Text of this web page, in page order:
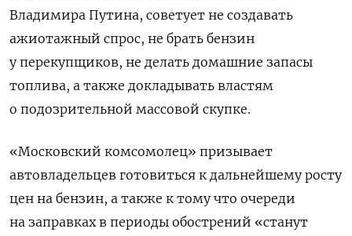
Владимира Путина, советует не создавать
ажиотажный спрос, не брать бензин
у перекупщиков, не делать домашние запасы
топлива, а также докладывать властям
о подозрительной массовой скупке.
«Московский комсомолец» призывает
автовладельцев готовиться к дальнейшему росту
цен на бензин, а также к тому что очереди
на заправках в периоды обострений «станут